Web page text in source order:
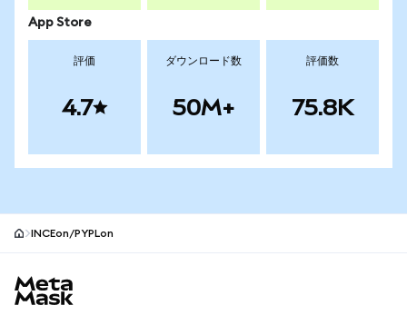
App Store
評価
4.7
ダウンロード数
50M+
評価数
75.8K
INCEon/PYPLon